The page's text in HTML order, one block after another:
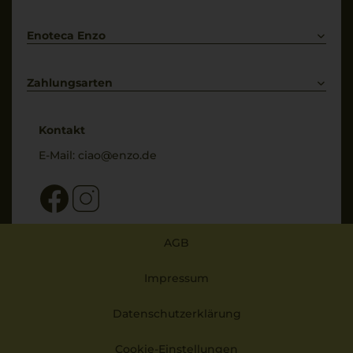
Enoteca Enzo
Bewertungs-Richtlinien
Zahlungsarten
Kontakt
E-Mail: ciao@enzo.de
AGB
Impressum
Datenschutzerklärung
Cookie-Einstellungen